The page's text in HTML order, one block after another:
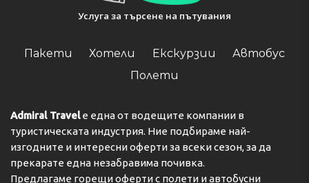
Услуга за търсене на пътувания
Пакети Хотели Екскурзии
Автобус
Полети
Admiral Travelе една от водещите компании в
туристическата индустрия. Ние подбираме най-
изгодните и интересни оферти за всеки сезон, за да
прекарате една незабравима почивка.
Предлагаме горещи оферти с полети и автобусни